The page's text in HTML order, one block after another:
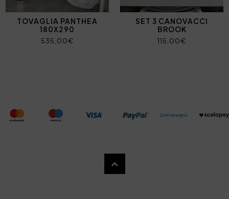
TOVAGLIA PANTHEA
180X290
535,00€
SET 3 CANOVACCI
BROOK
115,00€